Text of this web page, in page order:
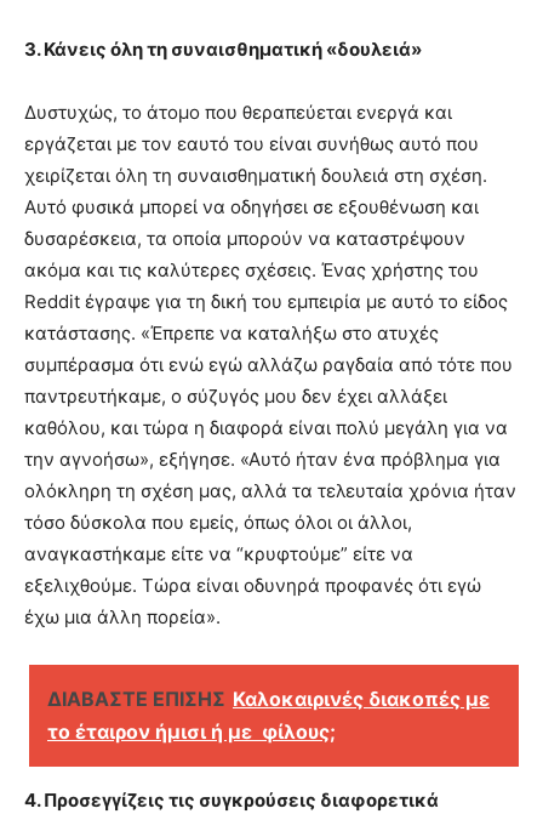
3. Κάνεις όλη τη συναισθηματική «δουλειά»
Δυστυχώς, το άτομο που θεραπεύεται ενεργά και
εργάζεται με τον εαυτό του είναι συνήθως αυτό που
χειρίζεται όλη τη συναισθηματική δουλειά στη σχέση.
Αυτό φυσικά μπορεί να οδηγήσει σε εξουθένωση και
δυσαρέσκεια, τα οποία μπορούν να καταστρέψουν
ακόμα και τις καλύτερες σχέσεις. Ένας χρήστης του
Reddit έγραψε για τη δική του εμπειρία με αυτό το είδος
κατάστασης. «Έπρεπε να καταλήξω στο ατυχές
συμπέρασμα ότι ενώ εγώ αλλάζω ραγδαία από τότε που
παντρευτήκαμε, ο σύζυγός μου δεν έχει αλλάξει
καθόλου, και τώρα η διαφορά είναι πολύ μεγάλη για να
την αγνοήσω», εξήγησε. «Αυτό ήταν ένα πρόβλημα για
ολόκληρη τη σχέση μας, αλλά τα τελευταία χρόνια ήταν
τόσο δύσκολα που εμείς, όπως όλοι οι άλλοι,
αναγκαστήκαμε είτε να “κρυφτούμε” είτε να
εξελιχθούμε. Τώρα είναι οδυνηρά προφανές ότι εγώ
έχω μια άλλη πορεία».
ΔΙΑΒΑΣΤΕ ΕΠΙΣΗΣ Καλοκαιρινές διακοπές με
το έταιρον ήμισι ή με φίλους;
4. Προσεγγίζεις τις συγκρούσεις διαφορετικά